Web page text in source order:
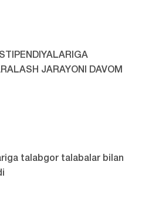
JARAYONI DAVOM
talabgor talabalar bilan